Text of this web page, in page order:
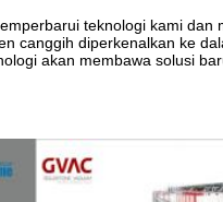
teknologi kami
canggih diperkenalkan ke
akan membawa solusi